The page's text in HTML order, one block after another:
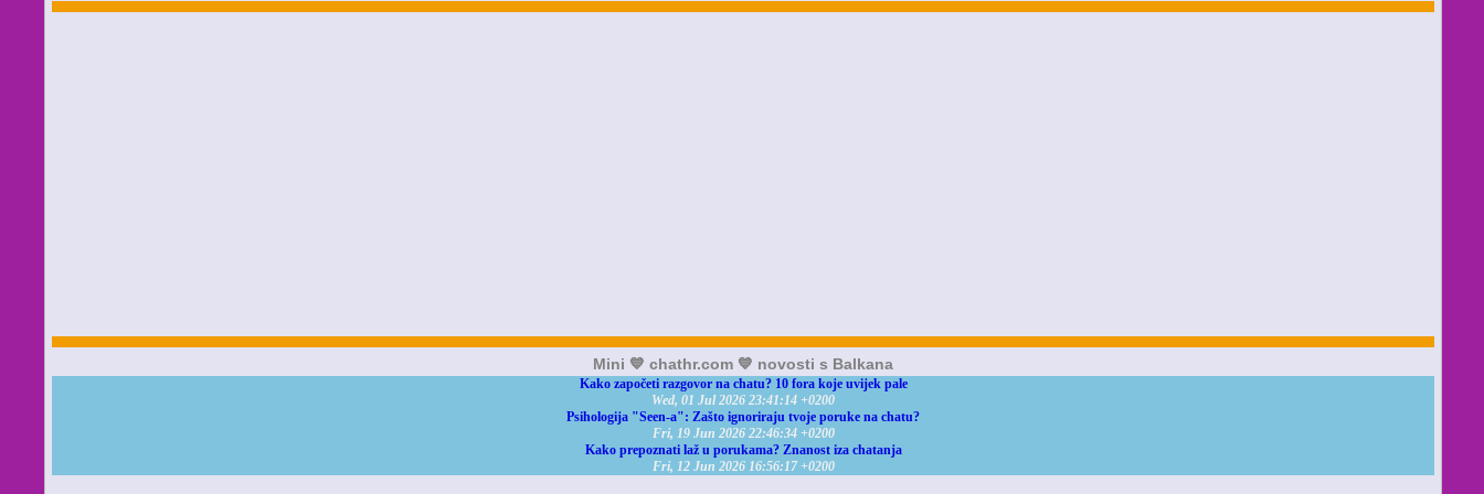
Mini 💙 chathr.com 💙 novosti s Balkana
Kako započeti razgovor na chatu? 10 fora koje uvijek pale
Wed, 01 Jul 2026 23:41:14 +0200
Psihologija "Seen-a": Zašto ignoriraju tvoje poruke na chatu?
Fri, 19 Jun 2026 22:46:34 +0200
Kako prepoznati laž u porukama? Znanost iza chatanja
Fri, 12 Jun 2026 16:56:17 +0200